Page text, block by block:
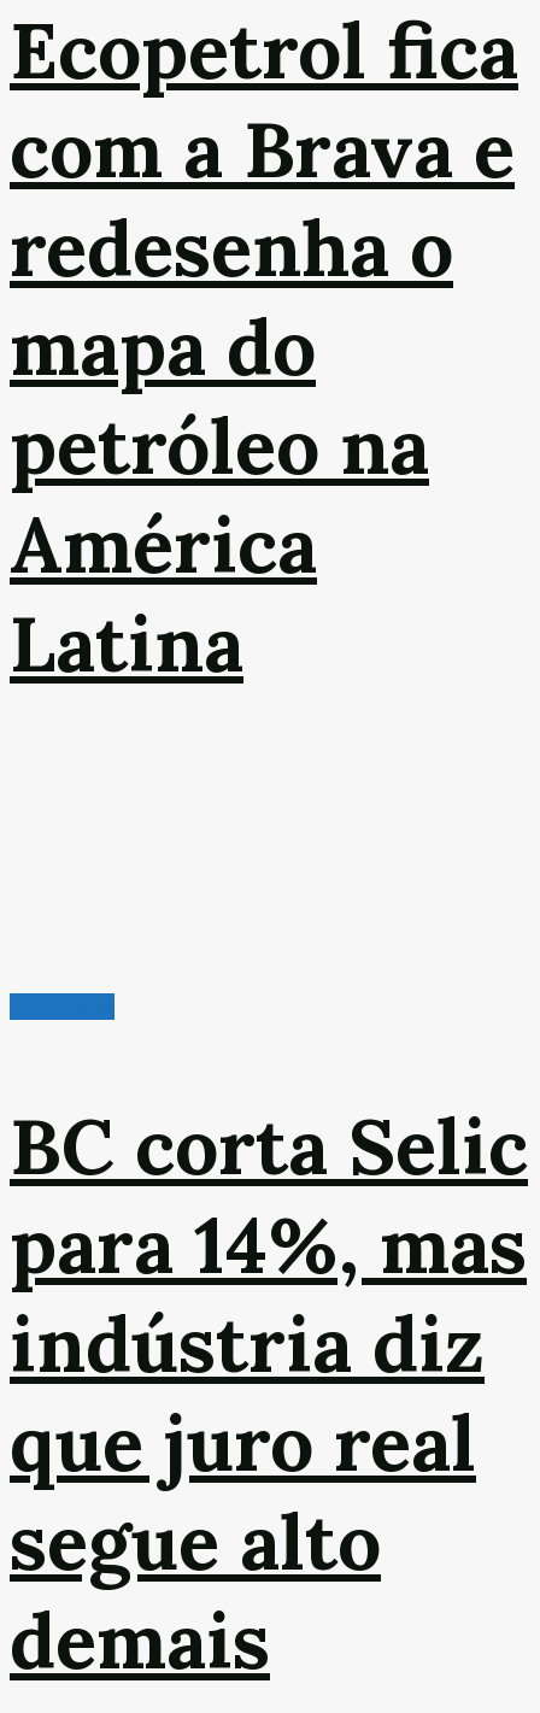
Ecopetrol fica
com a Brava e
redesenha o
mapa do
petróleo na
América
Latina
BC corta Selic
para 14%, mas
indústria diz
que juro real
segue alto
demais